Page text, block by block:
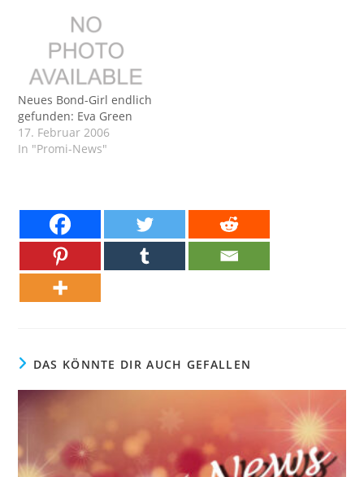
Neues Bond-Girl endlich
gefunden: Eva Green
17. Februar 2006
In "Promi-News"
DAS KÖNNTE DIR AUCH GEFALLEN